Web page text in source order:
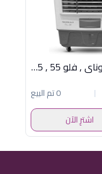
مبرد هواء سوناي , فلو 55 , 55 لتر , 3 سرعات MAR 55 AC
0 تم البيع
اشترِ الآن